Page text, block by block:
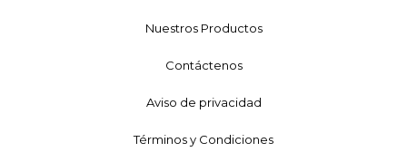
Nuestros Productos
Contáctenos
Aviso de privacidad
Términos y Condiciones